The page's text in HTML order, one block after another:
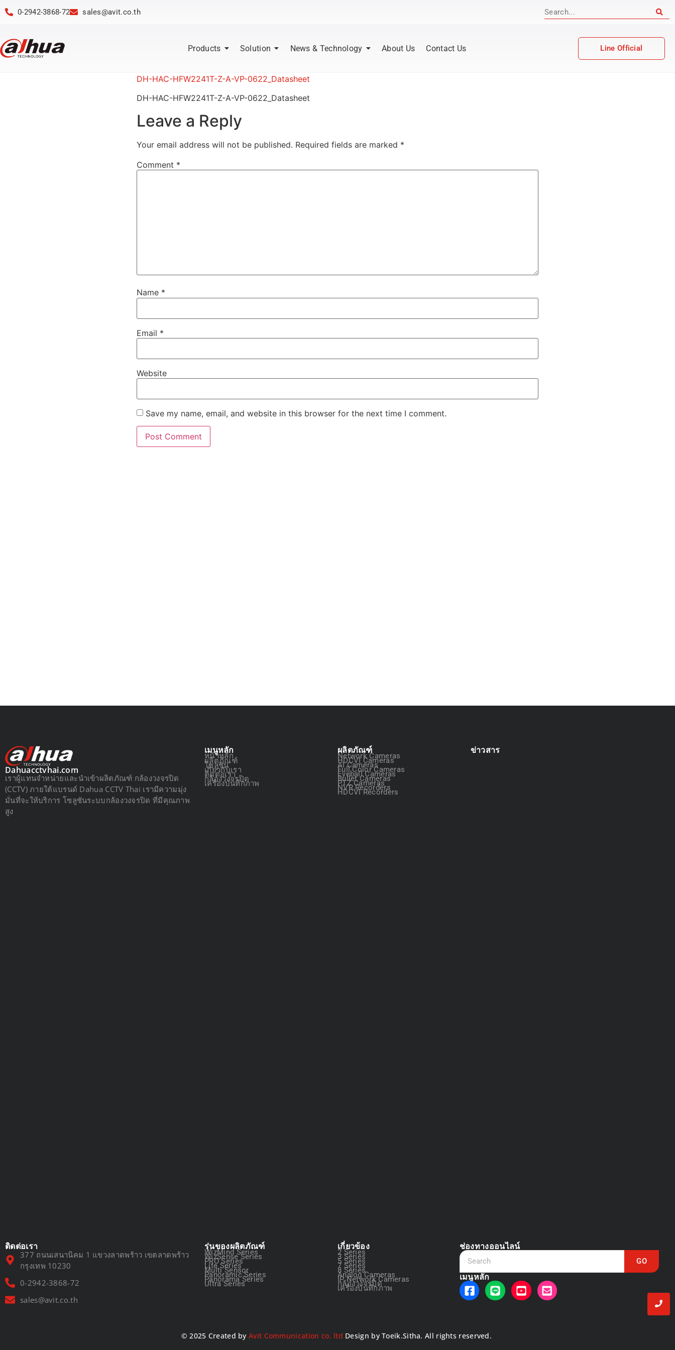
0-2942-3868-72 sales@avit.co.th
Products Solution News & Technology About Us Contact Us Line Official
DH-HAC-HFW2241T-Z-A-VP-0622_Datasheet
DH-HAC-HFW2241T-Z-A-VP-0622_Datasheet
Leave a Reply
Your email address will not be published. Required fields are marked *
Comment *
Name *
Email *
Website
Save my name, email, and website in this browser for the next time I comment.
Dahuacctvhai.com
เราผู้แทนจำหน่ายและนำเข้าผลิตภัณฑ์ กล้องวงจรปิด
(CCTV) ภายใต้แบรนด์ Dahua CCTV Thai เรามีความมุ่ง
มั่นที่จะให้บริการ โซลูชันระบบกล้องวงจรปิด ที่มีคุณภาพ
สูง
เมนูหลัก
หน้าหลัก
ผลิตภัณฑ์
โซลูชัน
เกี่ยวกับเรา
ติดต่อเรา
กล้องวงจรปิด
เครื่องบันทึกภาพ
ผลิตภัณฑ์
Network Cameras
HDCVI Cameras
AI Cameras
Full Color Cameras
Eyeball Cameras
Bullet Cameras
PTZ Cameras
NVR Recorders
HDCVI Recorders
ข่าวสาร
ติดต่อเรา
377 ถนนเสนานิคม 1 แขวงลาดพร้าว เขตลาดพร้าว
กรุงเทพ 10230
0-2942-3868-72
sales@avit.co.th
รุ่นของผลิตภัณฑ์
WizMind Series
WizSense Series
PRO Series
Lite Series
Multi Sensor
Panoramic Series
Panorama Series
Ultra Series
เกี่ยวข้อง
2 Series
3 Series
5 Series
7 Series
8 Series
Analog Cameras
IP Network Cameras
กล้องวงจรปิด
เครื่องบันทึกภาพ
ช่องทางออนไลน์
GO
เมนูหลัก
© 2025 Created byAvit Communication co. ltd Design by Toeik.Sitha. All rights reserved.